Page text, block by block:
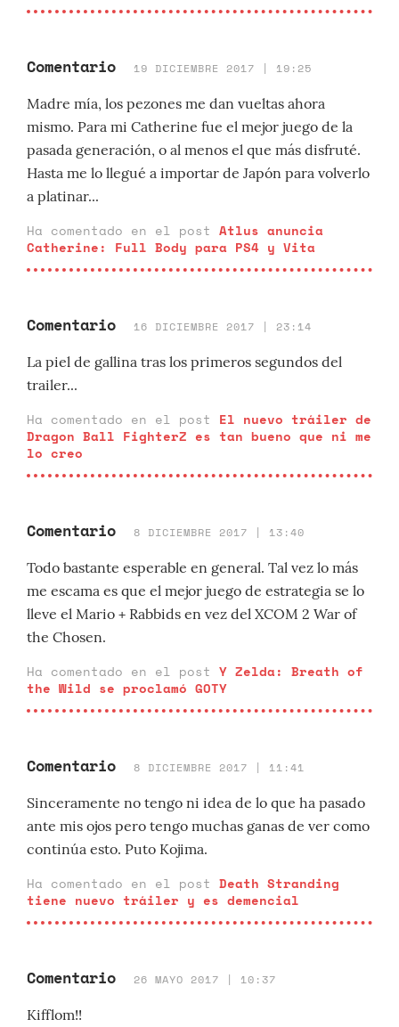
Comentario 19 DICIEMBRE 2017 | 19:25
Madre mía, los pezones me dan vueltas ahora
mismo. Para mi Catherine fue el mejor juego de la
pasada generación, o al menos el que más disfruté.
Hasta me lo llegué a importar de Japón para volverlo
a platinar...
Ha comentado en el post Atlus anuncia
Catherine: Full Body para PS4 y Vita
Comentario 16 DICIEMBRE 2017 | 23:14
La piel de gallina tras los primeros segundos del
trailer...
Ha comentado en el post El nuevo tráiler de
Dragon Ball FighterZ es tan bueno que ni me
lo creo
Comentario 8 DICIEMBRE 2017 | 13:40
Todo bastante esperable en general. Tal vez lo más
me escama es que el mejor juego de estrategia se lo
lleve el Mario + Rabbids en vez del XCOM 2 War of
the Chosen.
Ha comentado en el post Y Zelda: Breath of
the Wild se proclamó GOTY
Comentario 8 DICIEMBRE 2017 | 11:41
Sinceramente no tengo ni idea de lo que ha pasado
ante mis ojos pero tengo muchas ganas de ver como
continúa esto. Puto Kojima.
Ha comentado en el post Death Stranding
tiene nuevo tráiler y es demencial
Comentario 26 MAYO 2017 | 10:37
Kifflom!!